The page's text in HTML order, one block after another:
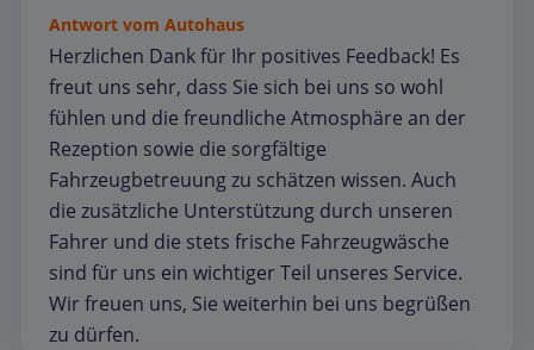
Antwort vom Autohaus
Herzlichen Dank für Ihr positives Feedback! Es
freut uns sehr, dass Sie sich bei uns so wohl
fühlen und die freundliche Atmosphäre an der
Rezeption sowie die sorgfältige
Fahrzeugbetreuung zu schätzen wissen. Auch
die zusätzliche Unterstützung durch unseren
Fahrer und die stets frische Fahrzeugwäsche
sind für uns ein wichtiger Teil unseres Service.
Wir freuen uns, Sie weiterhin bei uns begrüßen
zu dürfen.